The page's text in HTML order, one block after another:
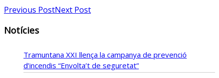
Previous PostNext Post
Notícies
Tramuntana XXI llença la campanya de prevenció
d’incendis “Envolta’t de seguretat”